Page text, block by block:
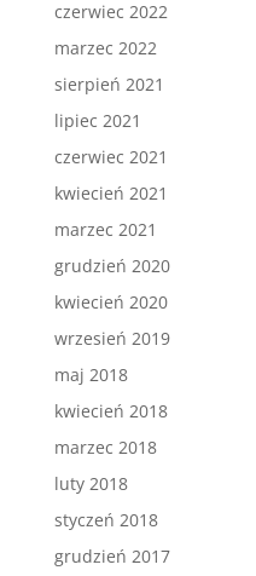
czerwiec 2022
marzec 2022
sierpień 2021
lipiec 2021
czerwiec 2021
kwiecień 2021
marzec 2021
grudzień 2020
kwiecień 2020
wrzesień 2019
maj 2018
kwiecień 2018
marzec 2018
luty 2018
styczeń 2018
grudzień 2017